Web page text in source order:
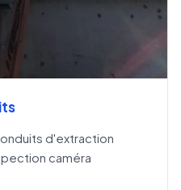
d'extraction
caméra